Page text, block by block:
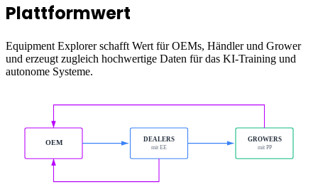
Plattformwert
Equipment Explorer schafft Wert für OEMs, Händler und Grower
und erzeugt zugleich hochwertige Daten für das KI-Training und
autonome Systeme.
OEM DEALERS
mit EE
GROWERS
mit PP